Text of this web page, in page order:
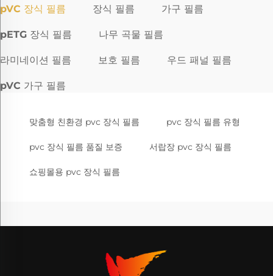
pVC 장식 필름 장식 필름 가구 필름
pETG 장식 필름 나무 곡물 필름
라미네이션 필름 보호 필름 우드 패널 필름
pVC 가구 필름
맞춤형 친환경 pvc 장식 필름 pvc 장식 필름 유형
pvc 장식 필름 품질 보증 서랍장 pvc 장식 필름
쇼핑몰용 pvc 장식 필름